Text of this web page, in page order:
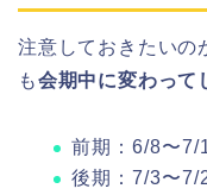
注意しておきたいの
も会期中に変わって
前期：6/8〜7/
後期：7/3〜7/